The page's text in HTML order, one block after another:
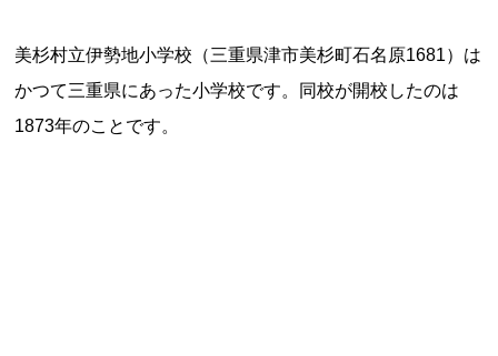
美杉村立伊勢地小学校（三重県津市美杉町石名原1681）は
かつて三重県にあった小学校です。同校が開校したのは
1873年のことです。